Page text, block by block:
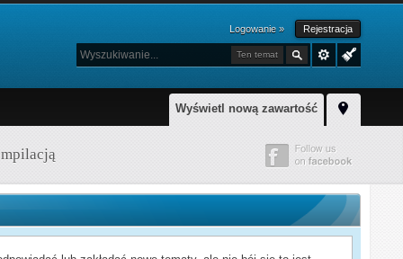
Logowanie » Rejestracja
Ten temat
Wyświetl nową zawartość